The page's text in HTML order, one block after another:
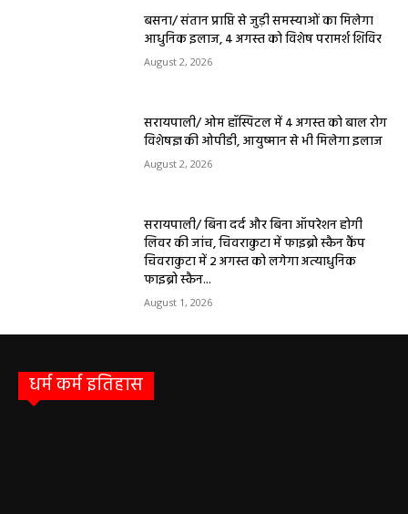
बसना/ संतान प्राप्ति से जुड़ी समस्याओं का मिलेगा
आधुनिक इलाज, 4 अगस्त को विशेष परामर्श शिविर
August 2, 2026
सरायपाली/ ओम हॉस्पिटल में 4 अगस्त को बाल रोग
विशेषज्ञ की ओपीडी, आयुष्मान से भी मिलेगा इलाज
August 2, 2026
सरायपाली/ बिना दर्द और बिना ऑपरेशन होगी
लिवर की जांच, चिवराकुटा में फाइब्रो स्कैन कैंप
चिवराकुटा में 2 अगस्त को लगेगा अत्याधुनिक
फाइब्रो स्कैन...
August 1, 2026
धर्म कर्म इतिहास